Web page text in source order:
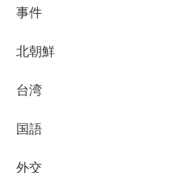
事件
北朝鮮
台湾
国語
外交